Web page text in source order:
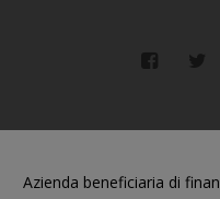
Azienda beneficiaria di